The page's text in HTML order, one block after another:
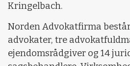
Kringelbach.
Norden Advokatfirma
advokater, tre
ejendomsrådgiver og 14